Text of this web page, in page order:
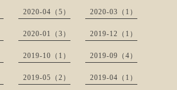
2020-04（5） 2020-03（1）
2020-01（3） 2019-12（1）
2019-10（1） 2019-09（4）
2019-05（2） 2019-04（1）